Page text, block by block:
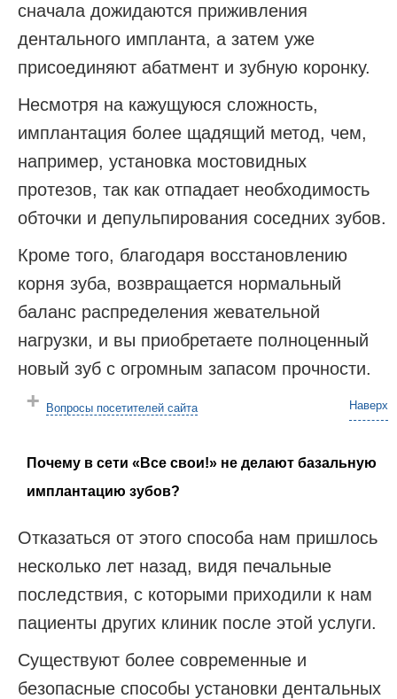
сначала дожидаются приживления
дентального импланта, а затем уже
присоединяют абатмент и зубную коронку.
Несмотря на кажущуюся сложность,
имплантация более щадящий метод, чем,
например, установка мостовидных
протезов, так как отпадает необходимость
обточки и депульпирования соседних зубов.
Кроме того, благодаря восстановлению
корня зуба, возвращается нормальный
баланс распределения жевательной
нагрузки, и вы приобретаете полноценный
новый зуб с огромным запасом прочности.
Наверх
Вопросы посетителей сайта
Почему в сети «Все свои!» не делают базальную
имплантацию зубов?
Отказаться от этого способа нам пришлось
несколько лет назад, видя печальные
последствия, с которыми приходили к нам
пациенты других клиник после этой услуги.
Существуют более современные и
безопасные способы установки дентальных